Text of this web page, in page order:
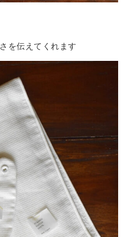
を伝えてくれます